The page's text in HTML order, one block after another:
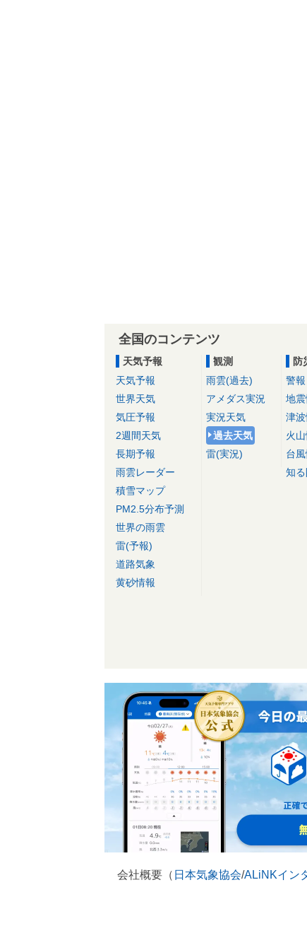
全国のコンテンツ
天気予報
天気予報
世界天気
気圧予報
2週間天気
長期予報
雨雲レーダー
積雪マップ
PM2.5分布予測
世界の雨雲
雷(予報)
道路気象
黄砂情報
観測
雨雲(過去)
アメダス実況
実況天気
過去天気
雷(実況)
防
警
地
津
火
台
知る
会社概要（ 日本気象協会/ALiNKイン